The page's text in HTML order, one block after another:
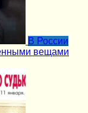
В России
вещами